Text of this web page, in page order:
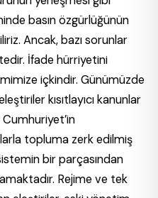
basın özgürlüğünün
Ancak, bazı sorunlar
İfade hürriyetini
içkindir. Günümüzde
kısıtlayıcı kanunlar
topluma zerk edilmiş
bir parçasından
Rejime ve tek